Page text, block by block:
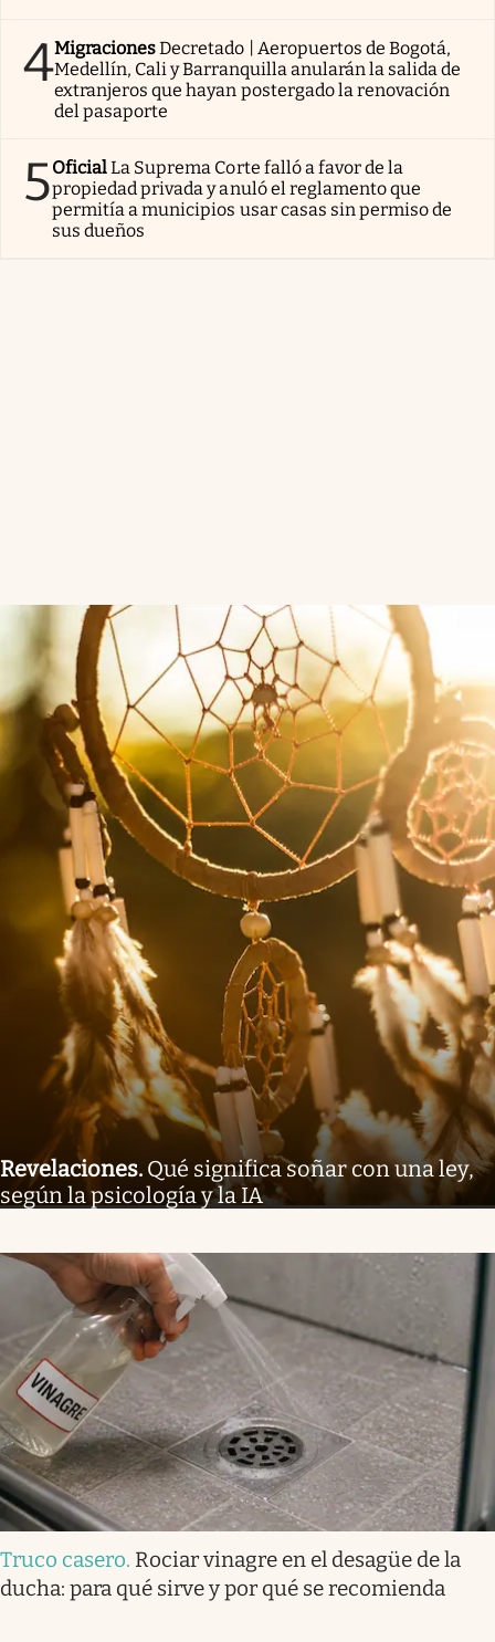
4MigracionesDecretado | Aeropuertos de Bogotá,
Medellín, Cali y Barranquilla anularán la salida de
extranjeros que hayan postergado la renovación
del pasaporte
5OficialLa Suprema Corte falló a favor de la
propiedad privada y anuló el reglamento que
permitía a municipios usar casas sin permiso de
sus dueños
Revelaciones. Qué significa soñar con una ley,
según la psicología y la IA
Truco casero. Rociar vinagre en el desagüe de la
ducha: para qué sirve y por qué se recomienda